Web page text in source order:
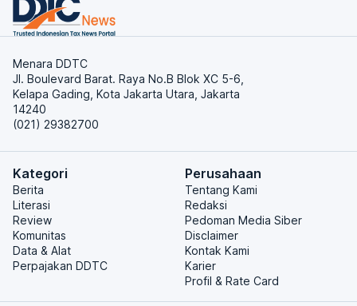
Menara DDTC
Jl. Boulevard Barat. Raya No.B Blok XC 5-6,
Kelapa Gading, Kota Jakarta Utara, Jakarta
14240
(021) 29382700
Kategori
Berita
Literasi
Review
Komunitas
Data & Alat
Perpajakan DDTC
Perusahaan
Tentang Kami
Redaksi
Pedoman Media Siber
Disclaimer
Kontak Kami
Karier
Profil & Rate Card